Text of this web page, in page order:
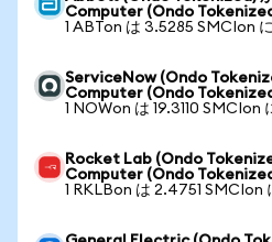
Computer (Ondo
1 ABTon は 3.5285 SMCIon
ServiceNow (Ondo
Computer (Ondo
1 NOWon は 19.3110 SMCIon
Rocket Lab (Ondo
Computer (Ondo
1 RKLBon は 2.4751 SMCIon